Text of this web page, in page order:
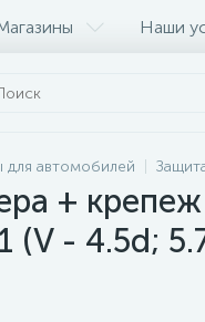
Наши
для автомобилей
+
(V - 4.5d;